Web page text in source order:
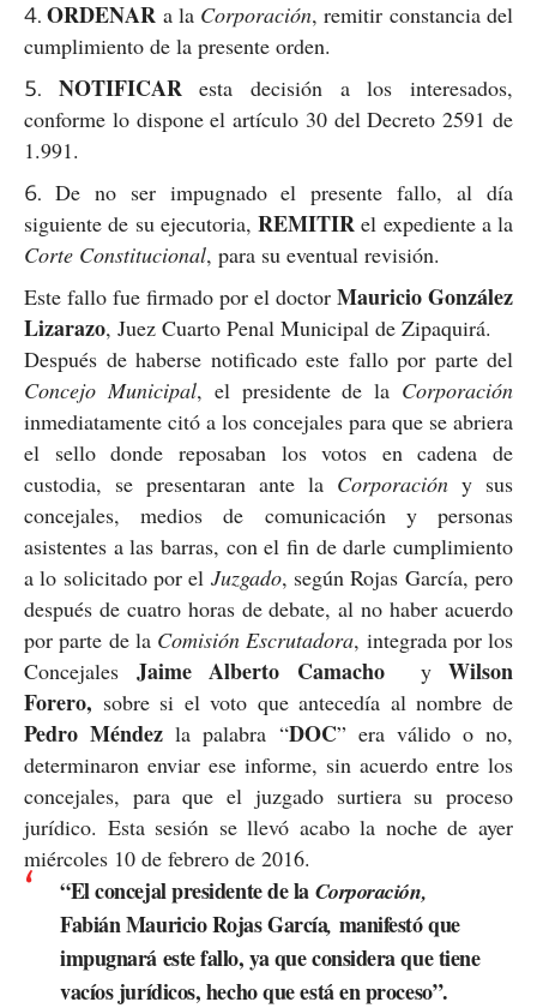
ORDENAR a la Corporación, remitir constancia del
cumplimiento de la presente orden.
NOTIFICAR esta decisión a los interesados,
conforme lo dispone el artículo 30 del Decreto 2591 de
1.991.
De no ser impugnado el presente fallo, al día
siguiente de su ejecutoria, REMITIRel expediente a la
Corte Constitucional, para su eventual revisión.
Este fallo fue firmado por el doctor Mauricio González
Lizarazo, Juez Cuarto Penal Municipal de Zipaquirá.
Después de haberse notificado este fallo por parte del
Concejo Municipal, el presidente de la Corporación
inmediatamente citó a los concejales para que se abriera
el sello donde reposaban los votos en cadena de
custodia, se presentaran ante la Corporación y sus
concejales, medios de comunicación y personas
asistentes a las barras, con el fin de darle cumplimiento
a lo solicitado por el Juzgado, según Rojas García, pero
después de cuatro horas de debate, al no haber acuerdo
por parte de la Comisión Escrutadora, integrada por los
Concejales Jaime Alberto Camacho y Wilson
Forero, sobre si el voto que antecedía al nombre de
Pedro Méndez la palabra “DOC” era válido o no,
determinaron enviar ese informe, sin acuerdo entre los
concejales, para que el juzgado surtiera su proceso
jurídico. Esta sesión se llevó acabo la noche de ayer
miércoles 10 de febrero de 2016.
“El concejal presidente de la Corporación,
Fabián Mauricio Rojas García, manifestó que
impugnará este fallo, ya que considera que tiene
vacíos jurídicos, hecho que está en proceso”.